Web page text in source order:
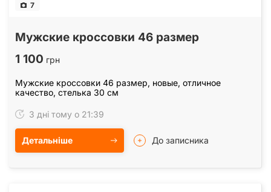
7
Мужские кроссовки 46 размер
1 100 грн
Мужские кроссовки 46 размер, новые, отличное
качество, стелька 30 см
3 дні тому о 21:39
Детальніше До записника